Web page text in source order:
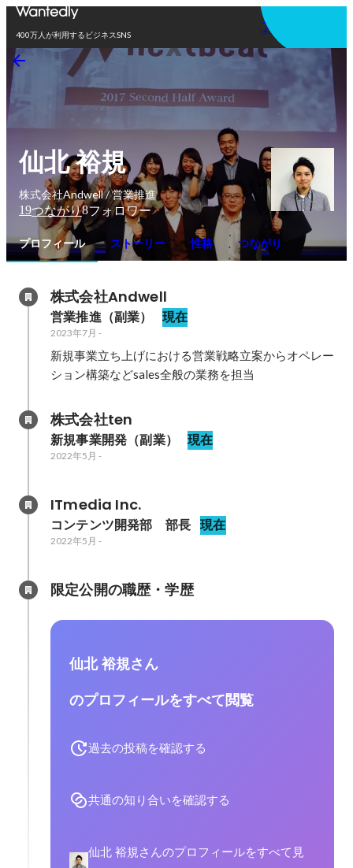
400万人が利用するビジネスSNS
アプリを使う
仙北 裕規
株式会社Andwell / 営業推進
19つながり8フォロワー
プロフィール ストーリー 性格 つながり
株式会社Andwell
営業推進（副業） 現在
2023年7月 -
新規事業立ち上げにおける営業戦略立案からオペレー
ション構築などsales全般の業務を担当
株式会社ten
新規事業開発（副業） 現在
2022年5月 -
ITmedia Inc.
コンテンツ開発部　部長 現在
2022年5月 -
限定公開の職歴・学歴
仙北 裕規さん
のプロフィールをすべて閲覧
過去の投稿を確認する
共通の知り合いを確認する
仙北 裕規さんのプロフィールをすべて見